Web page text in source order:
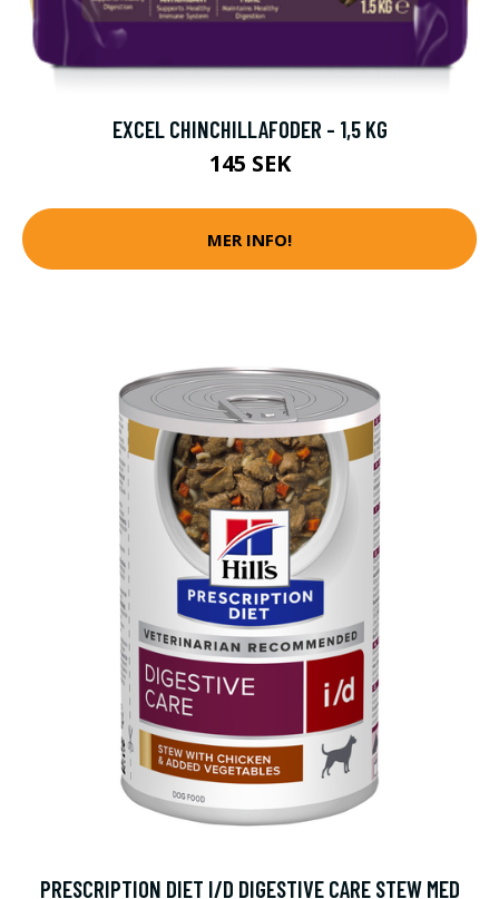
EXCEL CHINCHILLAFODER - 1,5 KG
145 SEK
MER INFO!
PRESCRIPTION DIET I/D DIGESTIVE CARE STEW MED